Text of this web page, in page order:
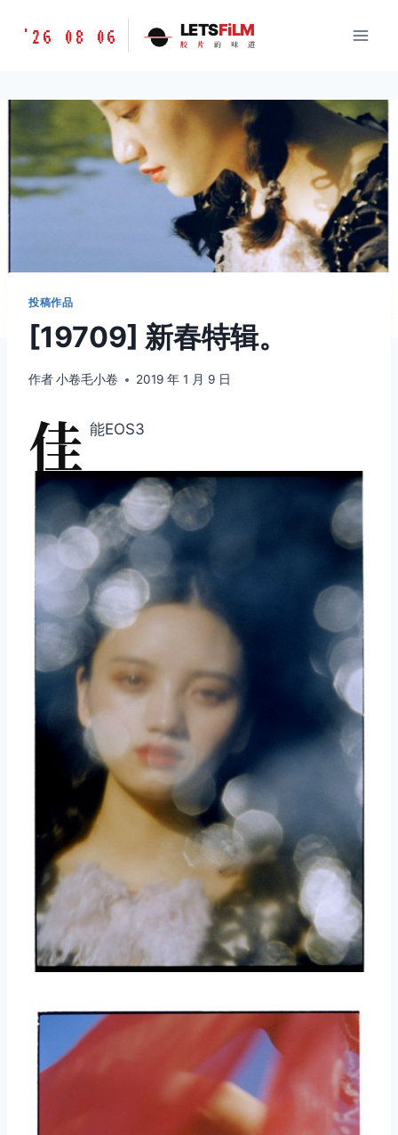
胶
味
LETSFILM
'26 08 06 LETSFiLM
胶 片 的 味 道
投稿作品
[19709] 新春特辑。
作者小卷毛小卷 2019 年 1 月 9 日
佳 能EOS3